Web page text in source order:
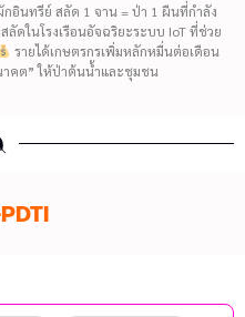
กอินทรีย์ สลัด 1 จาน = ป่า 1 ผืนที่กำลัง
ดในโรงเรือนอัจฉริยะระบบ IoT ที่ช่วย
รายได้เกษตรกรเพิ่มหลักหมื่นต่อเดือน
คต” ให้ป่าต้นน้ำและชุมชน